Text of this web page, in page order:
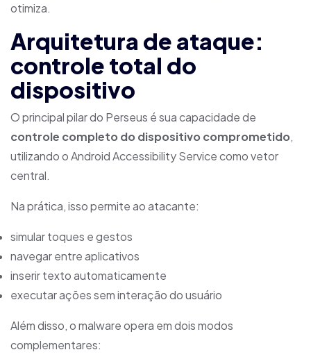
otimiza.
Arquitetura de ataque:
controle total do
dispositivo
O principal pilar do Perseus é sua capacidade de
controle completo do dispositivo comprometido,
utilizando o Android Accessibility Service como vetor
central.
Na prática, isso permite ao atacante:
simular toques e gestos
navegar entre aplicativos
inserir texto automaticamente
executar ações sem interação do usuário
Além disso, o malware opera em dois modos
complementares: